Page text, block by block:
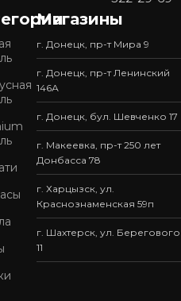
Магазины
г. Донецк, пр-т Мира 9
г. Донецк, пр-т Ленинский
146А
г. Донецк, бул. Шевченко 17
г. Макеевка, пр-т 250 лет
Донбасса 78
г. Харцызск, ул.
Краснознаменская 59п
г. Шахтерск, ул. Берегового
11